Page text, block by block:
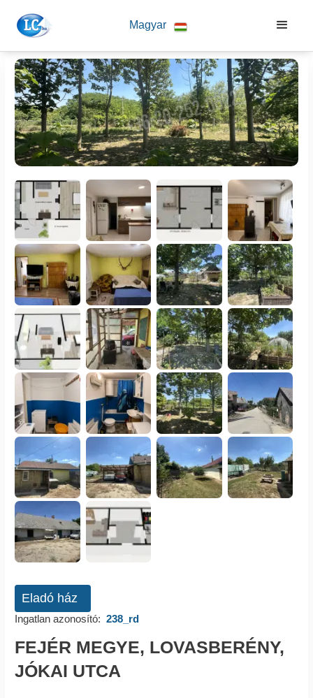
Magyar
Eladó ház
Ingatlan azonosító: 238_rd
FEJÉR MEGYE, LOVASBERÉNY,
JÓKAI UTCA